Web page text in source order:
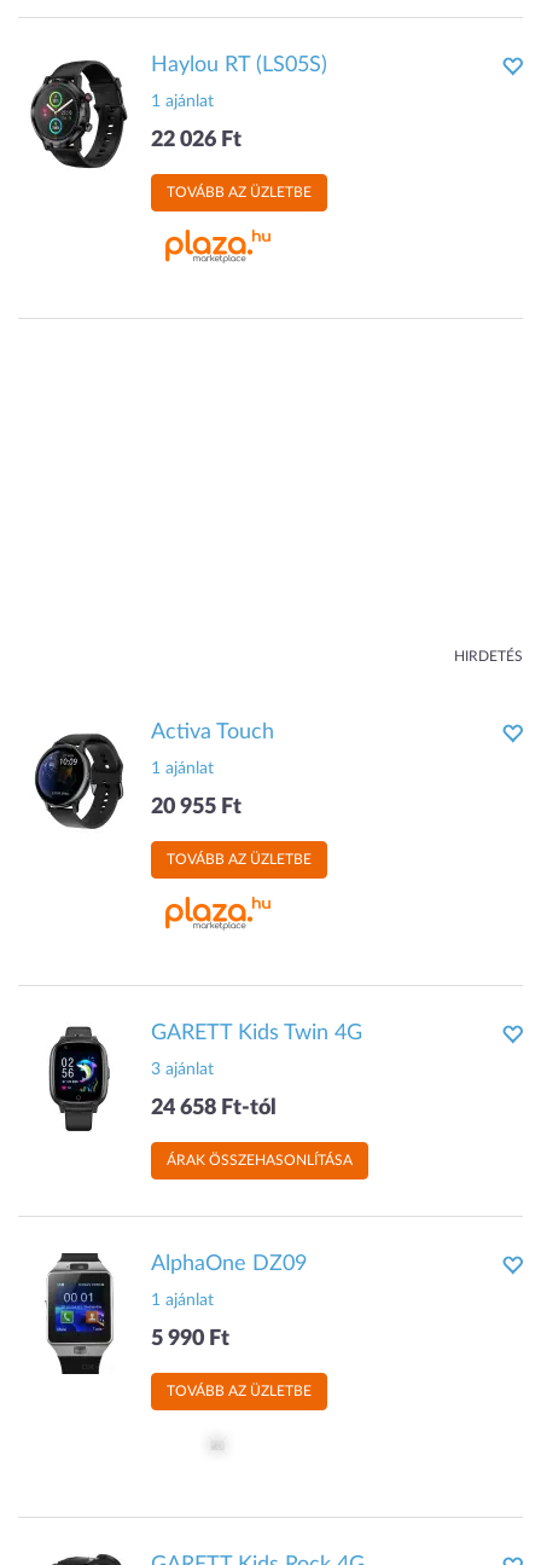
Haylou RT (LS05S)
1 ajánlat
22 026 Ft
TOVÁBB AZ ÜZLETBE
HIRDETÉS
Activa Touch
1 ajánlat
20 955 Ft
TOVÁBB AZ ÜZLETBE
GARETT Kids Twin 4G
3 ajánlat
24 658 Ft-tól
ÁRAK ÖSSZEHASONLÍTÁSA
AlphaOne DZ09
1 ajánlat
5 990 Ft
TOVÁBB AZ ÜZLETBE